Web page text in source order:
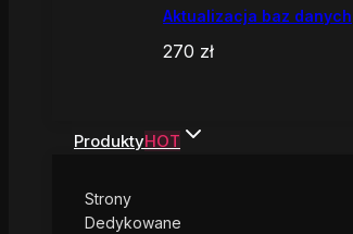
Aktualizacja baz danych
270 zł
ProduktyHOT
Strony
Dedykowane